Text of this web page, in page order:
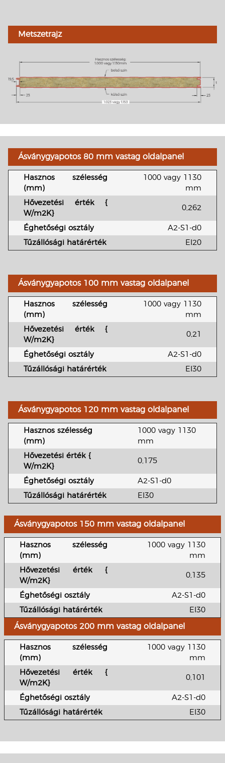
Metszetrajz
Ásványgyapotos 80 mm vastag oldalpanel
Hasznos szélesség
(mm)
1000 vagy 1130
mm
Hővezetési érték {
W/m2K}
0,262
Éghetőségi osztály
A2-S1-d0
Tűzállósági határérték
EI20
Ásványgyapotos 100 mm vastag oldalpanel
Hasznos szélesség
(mm)
1000 vagy 1130
mm
Hővezetési érték {
W/m2K}
0,21
Éghetőségi osztály
A2-S1-d0
Tűzállósági határérték
EI30
Ásványgyapotos 120 mm vastag oldalpanel
Hasznos szélesség
(mm)
1000 vagy 1130
mm
Hővezetési érték {
W/m2K}
0,175
Éghetőségi osztály
A2-S1-d0
Tűzállósági határérték
EI30
Ásványgyapotos 150 mm vastag oldalpanel
Hasznos szélesség
(mm)
1000 vagy 1130
mm
Hővezetési érték {
W/m2K}
0,135
Éghetőségi osztály
A2-S1-d0
Tűzállósági határérték
EI30
Ásványgyapotos 200 mm vastag oldalpanel
Hasznos szélesség
(mm)
1000 vagy 1130
mm
Hővezetési érték {
W/m2K}
0,101
Éghetőségi osztály
A2-S1-d0
Tűzállósági határérték
EI30